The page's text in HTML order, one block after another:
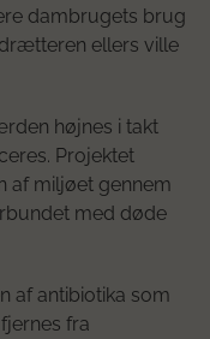
dambrugets brug
ellers ville
højnes i takt
Projektet
af miljøet gennem
med døde
af antibiotika som
fra